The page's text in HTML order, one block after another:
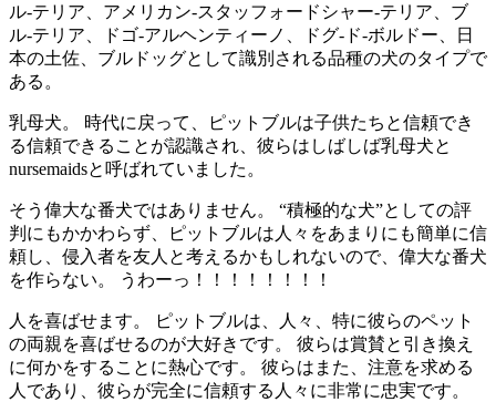
ル-テリア、アメリカン-スタッフォードシャー-テリア、ブ
ル-テリア、ドゴ-アルヘンティーノ、ドグ-ド-ボルドー、日
本の土佐、ブルドッグとして識別される品種の犬のタイプで
ある。
乳母犬。 時代に戻って、ピットブルは子供たちと信頼でき
る信頼できることが認識され、彼らはしばしば乳母犬と
nursemaidsと呼ばれていました。
そう偉大な番犬ではありません。 “積極的な犬”としての評
判にもかかわらず、ピットブルは人々をあまりにも簡単に信
頼し、侵入者を友人と考えるかもしれないので、偉大な番犬
を作らない。 うわーっ！！！！！！！！
人を喜ばせます。 ピットブルは、人々、特に彼らのペット
の両親を喜ばせるのが大好きです。 彼らは賞賛と引き換え
に何かをすることに熱心です。 彼らはまた、注意を求める
人であり、彼らが完全に信頼する人々に非常に忠実です。